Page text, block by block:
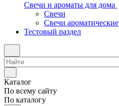
Свечи и ароматы для дома
Свечи
Свечи ароматические
Тестовый раздел
Каталог
По всему сайту
По каталогу